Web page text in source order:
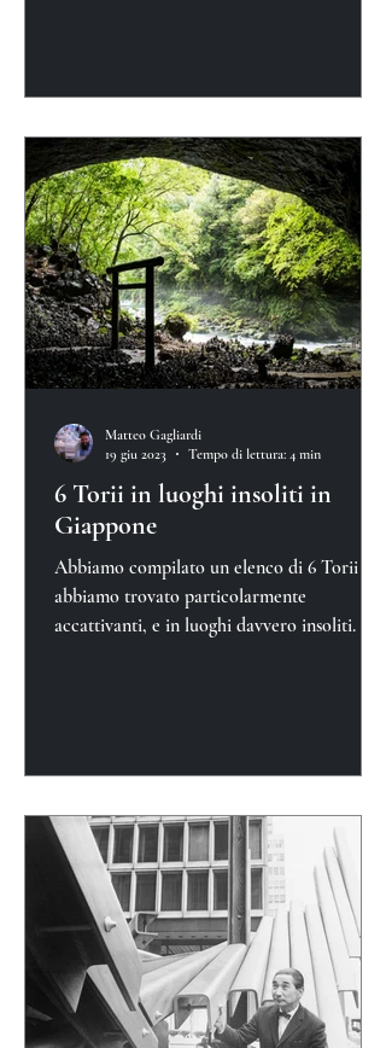
6 Torii in luoghi insoliti in
Giappone
Abbiamo compilato un elenco di 6 Torii che
abbiamo trovato particolarmente
accattivanti, e in luoghi davvero insoliti.
Matteo Gagliardi
19 giu 2023
Tempo di lettura: 4 min